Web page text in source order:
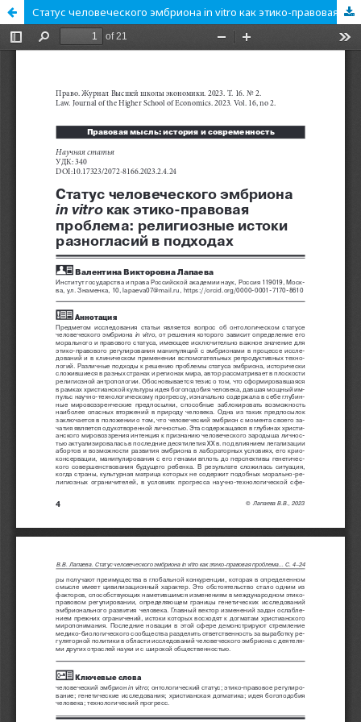
Статус человеческого эмбриона in vitro как этико-правовая проблема: религиозные истоки разногласий в подходах